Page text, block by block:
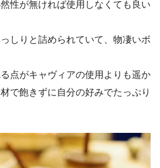
性が無ければ使用しなくても良い
しりと詰められていて、物凄いボ
点がキャヴィアの使用よりも遥か
で飽きずに自分の好みでたっぷり